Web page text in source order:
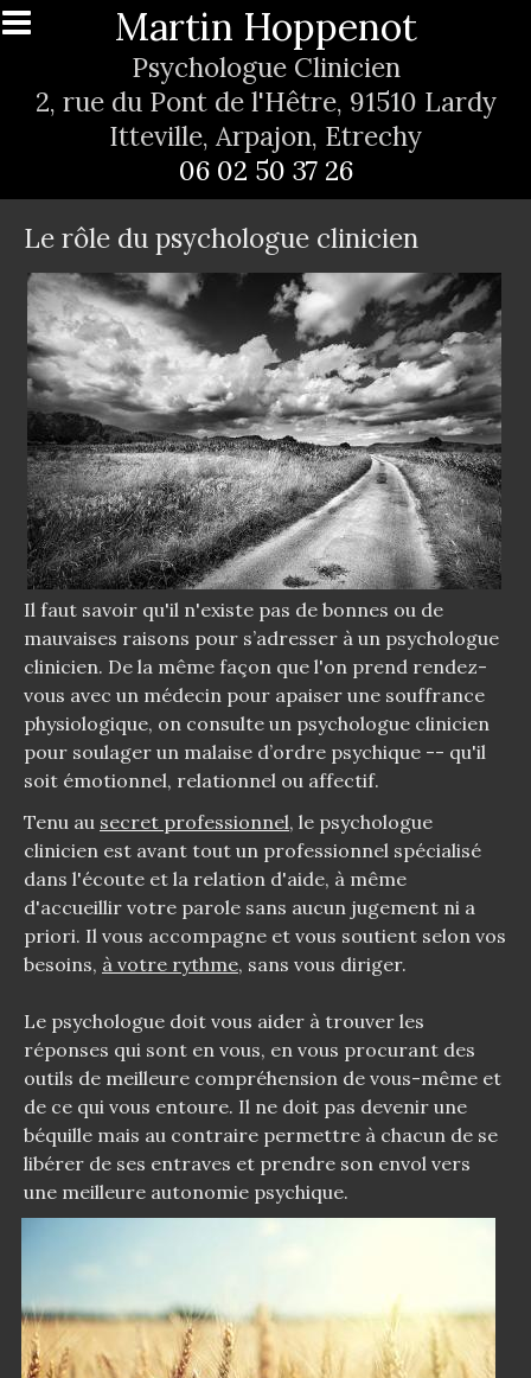
Aller au contenu principalMartin Hoppenot
Psychologue Clinicien
2, rue du Pont de l'Hêtre, 91510 Lardy
Itteville, Arpajon, Etrechy
06 02 50 37 26
Le rôle du psychologue clinicien
Il faut savoir qu'il n'existe pas de bonnes ou de
mauvaises raisons pour s’adresser à un psychologue
clinicien. De la même façon que l'on prend rendez-
vous avec un médecin pour apaiser une souffrance
physiologique, on consulte un psychologue clinicien
pour soulager un malaise d’ordre psychique -- qu'il
soit émotionnel, relationnel ou affectif.
Tenu au secret professionnel, le psychologue
clinicien est avant tout un professionnel spécialisé
dans l'écoute et la relation d'aide, à même
d'accueillir votre parole sans aucun jugement ni a
priori. Il vous accompagne et vous soutient selon vos
besoins, à votre rythme, sans vous diriger.
Le psychologue doit vous aider à trouver les
réponses qui sont en vous, en vous procurant des
outils de meilleure compréhension de vous-même et
de ce qui vous entoure. Il ne doit pas devenir une
béquille mais au contraire permettre à chacun de se
libérer de ses entraves et prendre son envol vers
une meilleure autonomie psychique.